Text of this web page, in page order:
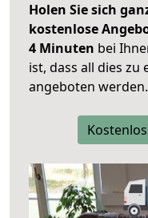
Holen Sie sich
kostenlose
4 Minuten bei
ist, dass all dies zu
angeboten werden.